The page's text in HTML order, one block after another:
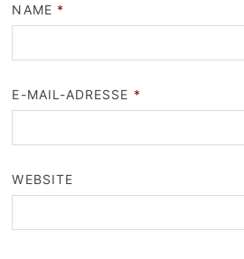
NAME *
E-MAIL-ADRESSE *
WEBSITE